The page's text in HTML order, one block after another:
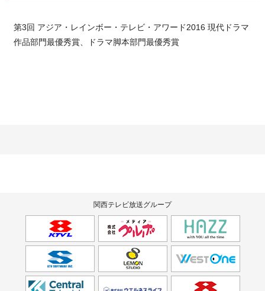
第3回 アジア・レインボー・テレビ・アワード2016 現代ドラマ
作品部門最優秀賞、ドラマ脚本部門最優秀賞
関西テレビ放送グループ